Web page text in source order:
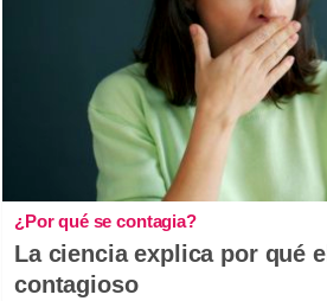
¿Por qué se contagia?
La ciencia explica por qué
contagioso